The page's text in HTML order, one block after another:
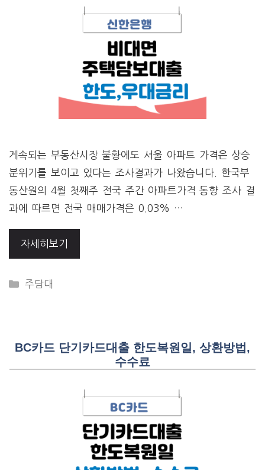
게속되는 부동산시장 불황에도 서울 아파트 가격은 상승
분위기를 보이고 있다는 조사결과가 나왔습니다. 한국부
동산원의 4월 첫째주 전국 주간 아파트가격 동향 조사 결
과에 따르면 전국 매매가격은 0.03% …
자세히보기
CATEGORIES
주담대
BC카드 단기카드대출 한도복원일, 상환방법,
수수료